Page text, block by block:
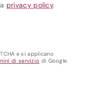
privacy policy.
e si applicano
di servizio di Google.